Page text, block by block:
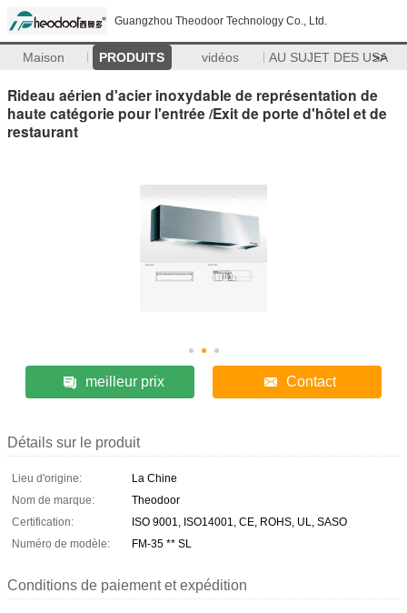
Guangzhou Theodoor Technology Co., Ltd.
Maison PRODUITS vidéos AU SUJET DES USA
>>
Rideau aérien d'acier inoxydable de représentation de
haute catégorie pour l'entrée /Exit de porte d'hôtel et de
restaurant
meilleur prix Contact
Détails sur le produit
Lieu d'origine:
La Chine
Nom de marque:
Theodoor
Certification:
ISO 9001, ISO14001, CE, ROHS, UL, SASO
Numéro de modèle:
FM-35 ** SL
Conditions de paiement et expédition